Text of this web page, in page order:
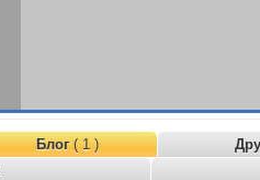
Блог( 1 )